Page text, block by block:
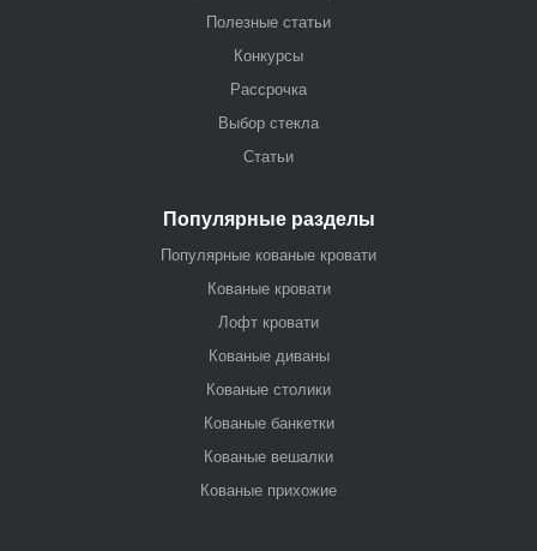
Полезные статьи
Конкурсы
Рассрочка
Выбор стекла
Статьи
Популярные разделы
Популярные кованые кровати
Кованые кровати
Лофт кровати
Кованые диваны
Кованые столики
Кованые банкетки
Кованые вешалки
Кованые прихожие